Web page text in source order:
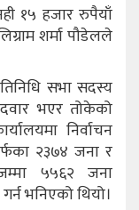
१५ हजार रुपैयाँ
शर्मा पौडेलले
सभा सदस्य
भएर तोकेको
निर्वाचन
२३७४ जना र
५५६२ जना
भनिएको थियो।